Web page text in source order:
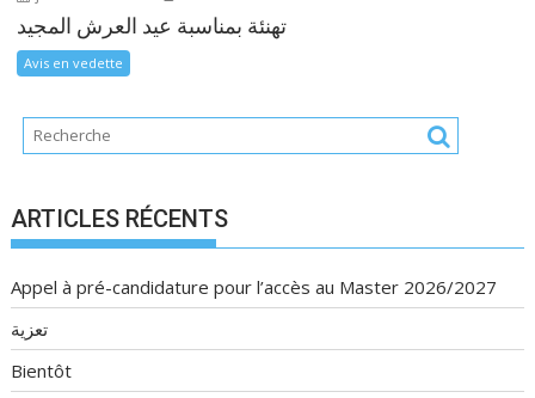
تهنئة بمناسبة عيد العرش المجيد
Avis en vedette
ARTICLES RÉCENTS
Appel à pré-candidature pour l’accès au Master 2026/2027
تعزية
Bientôt